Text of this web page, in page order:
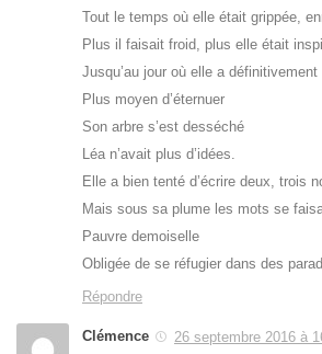
Tout le temps où elle était grippée,
Plus il faisait froid, plus elle était
Jusqu’au jour où elle a
Plus moyen d’éternuer
Son arbre s’est desséché
Léa n’avait plus d’idées.
Elle a bien tenté d’écrire deux, trois
Mais sous sa plume les mots se
Pauvre demoiselle
Obligée de se réfugier dans des
Répondre
Clémence
26 septembre 2016 à